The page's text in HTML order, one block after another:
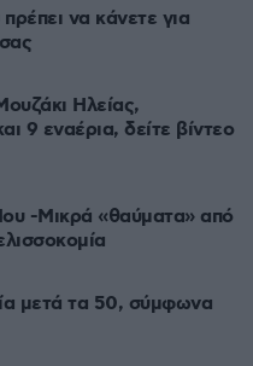
να κάνετε για
Ηλείας,
9 εναέρια, δείτε βίντεο
-Μικρά «θαύματα» από
μετά τα 50, σύμφωνα